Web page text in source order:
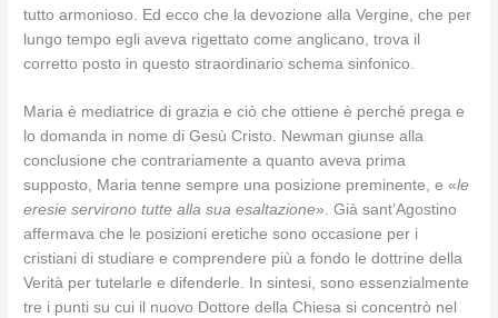
tutto armonioso. Ed ecco che la devozione alla Vergine, che per
lungo tempo egli aveva rigettato come anglicano, trova il
corretto posto in questo straordinario schema sinfonico.
Maria è mediatrice di grazia e ciò che ottiene è perché prega e
lo domanda in nome di Gesù Cristo. Newman giunse alla
conclusione che contrariamente a quanto aveva prima
supposto, Maria tenne sempre una posizione preminente, e «le
eresie servirono tutte alla sua esaltazione». Già sant’Agostino
affermava che le posizioni eretiche sono occasione per i
cristiani di studiare e comprendere più a fondo le dottrine della
Verità per tutelarle e difenderle. In sintesi, sono essenzialmente
tre i punti su cui il nuovo Dottore della Chiesa si concentrò nel